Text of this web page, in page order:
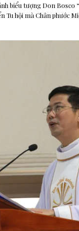
biểu tượng Don Bosco
hội mà Chân phước